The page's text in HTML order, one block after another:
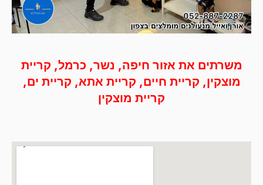
משרתים את אזור חיפה, נשר, כרמל, קריית
מוצקין, קריית חיים, קריית אתא, קריית ים,
קריית מוצקין